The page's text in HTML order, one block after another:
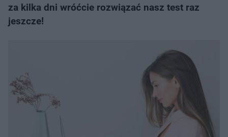
za kilka dni wróćcie rozwiązać nasz test raz
jeszcze!